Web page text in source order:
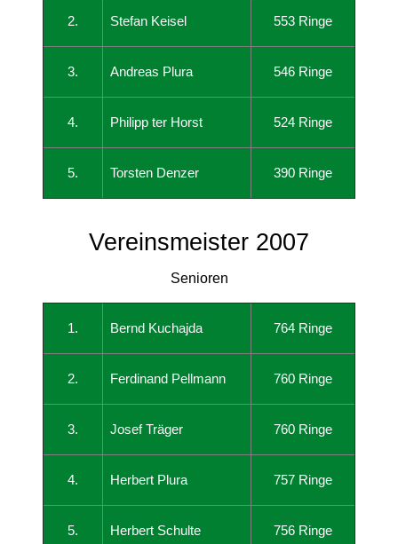
2. Stefan Keisel 553 Ringe
3. Andreas Plura 546 Ringe
4. Philipp ter Horst 524 Ringe
5. Torsten Denzer 390 Ringe
Vereinsmeister 2007
Senioren
1. Bernd Kuchajda 764 Ringe
2. Ferdinand Pellmann 760 Ringe
3. Josef Träger 760 Ringe
4. Herbert Plura 757 Ringe
5. Herbert Schulte 756 Ringe